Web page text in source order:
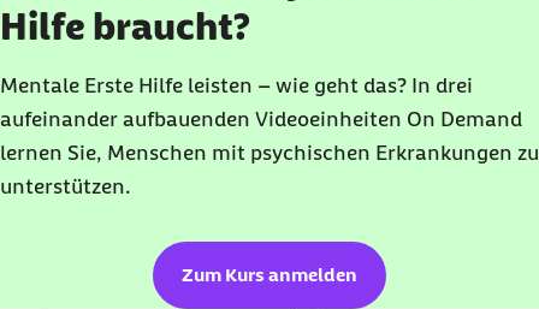
Hilfe braucht?
Mentale Erste Hilfe leisten – wie geht das? In drei
aufeinander aufbauenden Videoeinheiten On Demand
lernen Sie, Menschen mit psychischen Erkrankungen zu
unterstützen.
Zum Kurs anmelden